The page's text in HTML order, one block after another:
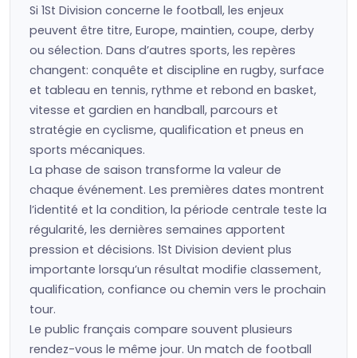
Si 1St Division concerne le football, les enjeux
peuvent être titre, Europe, maintien, coupe, derby
ou sélection. Dans d’autres sports, les repères
changent: conquête et discipline en rugby, surface
et tableau en tennis, rythme et rebond en basket,
vitesse et gardien en handball, parcours et
stratégie en cyclisme, qualification et pneus en
sports mécaniques.
La phase de saison transforme la valeur de
chaque événement. Les premières dates montrent
l’identité et la condition, la période centrale teste la
régularité, les dernières semaines apportent
pression et décisions. 1St Division devient plus
importante lorsqu’un résultat modifie classement,
qualification, confiance ou chemin vers le prochain
tour.
Le public français compare souvent plusieurs
rendez-vous le même jour. Un match de football